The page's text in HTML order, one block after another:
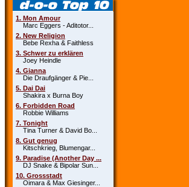
1. Mon Amour
Marc Eggers - Aditotor...
2. New Religion
Bebe Rexha & Faithless
3. Schwer zu erklären
Joey Heindle
4. Gianna
Die Draufgänger & Pie...
5. Dai Dai
Shakira x Burna Boy
6. Forbidden Road
Robbie Williams
7. Tonight
Tina Turner & David Bo...
8. Gut genug
Kitschkrieg, Blumengar...
9. Paradise (Another Day ...
DJ Snake & Bipolar Sun...
10. Grossstadt
Oimara & Max Giesinger...